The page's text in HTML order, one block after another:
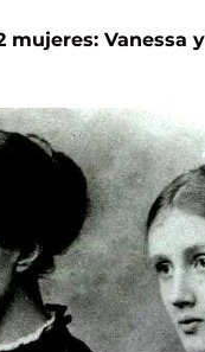
Vanessa